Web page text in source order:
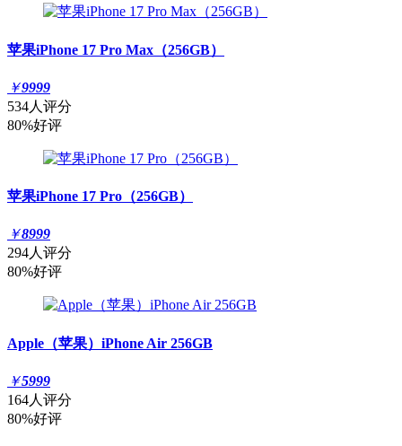
苹果iPhone 17 Pro Max（256GB）
￥9999
534人评分
80%好评
苹果iPhone 17 Pro（256GB）
￥8999
294人评分
80%好评
Apple（苹果）iPhone Air 256GB
￥5999
164人评分
80%好评